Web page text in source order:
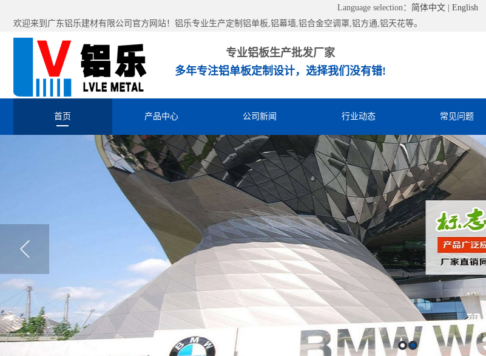
Language selection： 简体中文
English
欢迎来到广东铝乐建材有限公司官方网站！铝乐专业生产定制铝单板,铝幕墙,铝合金空调罩,铝方通,铝天花等。
专业铝板生产批发厂家
多年专注铝单板定制设计，选择我们没有错!
首页 产品中心 公司新闻 行业动态 常见问题